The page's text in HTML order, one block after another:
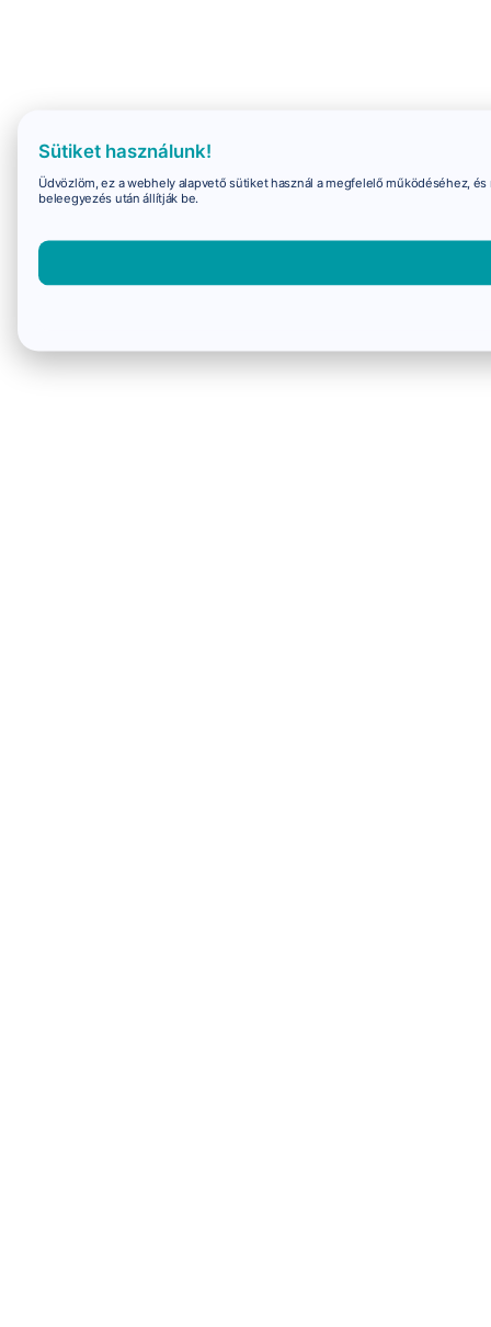
Sütiket használunk!
Üdvözlöm, ez a webhely alapvető sütiket használ a megfelelő működéséhez,
beleegyezés után állítják be.